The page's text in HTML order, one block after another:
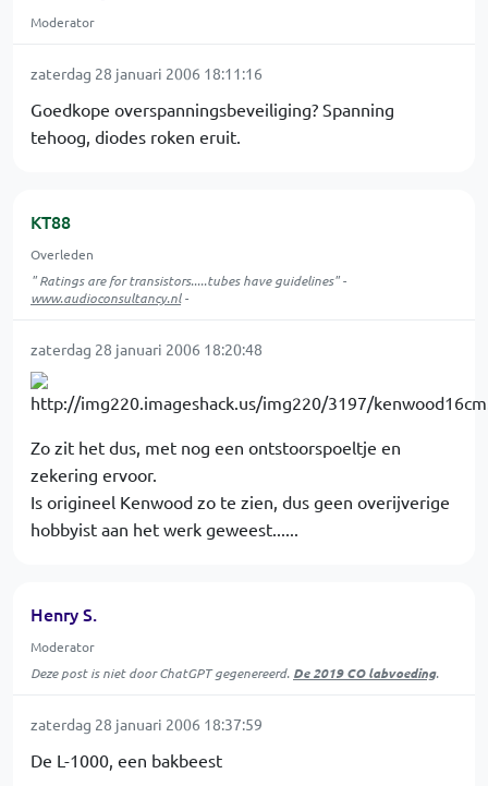
Moderator
zaterdag 28 januari 2006 18:11:16
Goedkope overspanningsbeveiliging? Spanning
tehoog, diodes roken eruit.
KT88
Overleden
" Ratings are for transistors.....tubes have guidelines" -
www.audioconsultancy.nl-
zaterdag 28 januari 2006 18:20:48
Zo zit het dus, met nog een ontstoorspoeltje en
zekering ervoor.
Is origineel Kenwood zo te zien, dus geen overijverige
hobbyist aan het werk geweest......
Henry S.
Moderator
Deze post is niet door ChatGPT gegenereerd. De 2019 CO labvoeding.
zaterdag 28 januari 2006 18:37:59
De L-1000, een bakbeest